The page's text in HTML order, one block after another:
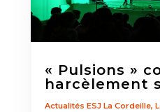
« Pulsions »
harcèlement
Actualités ESJ La Cordeille,